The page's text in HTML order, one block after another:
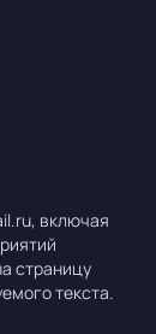
включая
страницу
текста.